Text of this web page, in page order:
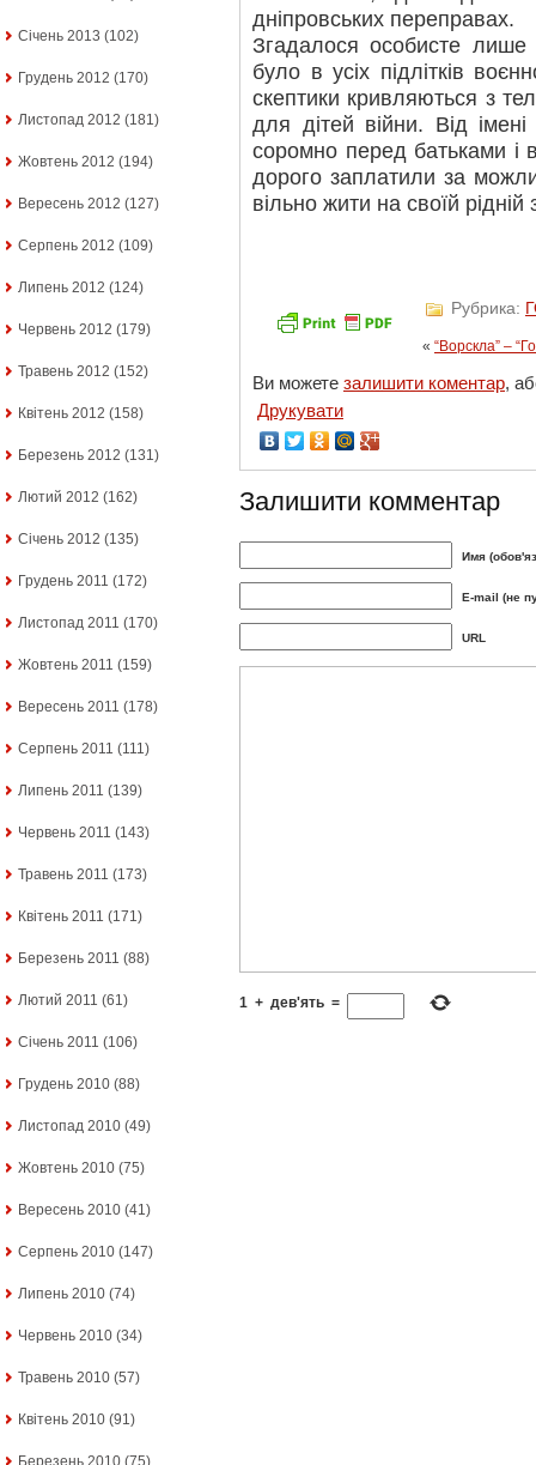
Січень 2013 (102)
Грудень 2012 (170)
Листопад 2012 (181)
Жовтень 2012 (194)
Вересень 2012 (127)
Серпень 2012 (109)
Липень 2012 (124)
Червень 2012 (179)
Травень 2012 (152)
Квітень 2012 (158)
Березень 2012 (131)
Лютий 2012 (162)
Січень 2012 (135)
Грудень 2011 (172)
Листопад 2011 (170)
Жовтень 2011 (159)
Вересень 2011 (178)
Серпень 2011 (111)
Липень 2011 (139)
Червень 2011 (143)
Травень 2011 (173)
Квітень 2011 (171)
Березень 2011 (88)
Лютий 2011 (61)
Січень 2011 (106)
Грудень 2010 (88)
Листопад 2010 (49)
Жовтень 2010 (75)
Вересень 2010 (41)
Серпень 2010 (147)
Липень 2010 (74)
Червень 2010 (34)
Травень 2010 (57)
Квітень 2010 (91)
дніпровських переправах.
Згадалося особисте
було в усіх підлітків
скептики кривляються з
для дітей війни. Від
соромно перед батьками і
дорого заплатили за
вільно жити на своїй рідній
Рубрика:
« “Ворскла” –
Ви можете залишити коментар,
Друкувати
Залишити комментар
Имя
E-mail (не
URL
1 + дев'ять =